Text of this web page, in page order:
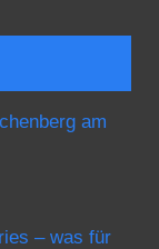
am
– was für